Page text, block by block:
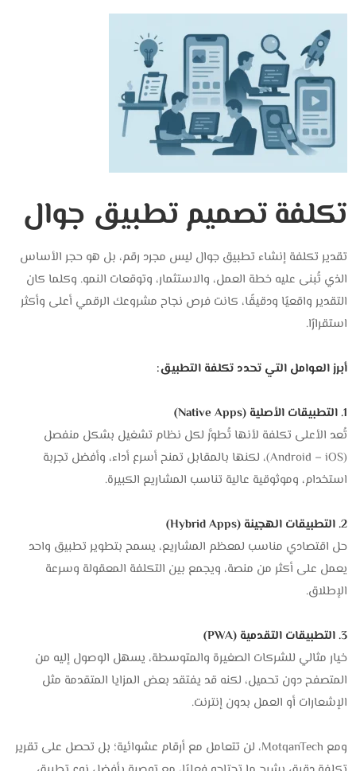
تكلفة تصميم تطبيق جوال
تقدير تكلفة إنشاء تطبيق جوال ليس مجرد رقم، بل هو حجر الأساس
الذي تُبنى عليه خطة العمل، والاستثمار، وتوقعات النمو. وكلما كان
التقدير واقعيًا ودقيقًا، كانت فرص نجاح مشروعك الرقمي أعلى وأكثر
استقرارًا.
أبرز العوامل التي تحدد تكلفة التطبيق:
1. التطبيقات الأصلية (Native Apps)
تُعد الأعلى تكلفة لأنها تُطوَّر لكل نظام تشغيل بشكل منفصل
(Android – iOS)، لكنها بالمقابل تمنح أسرع أداء، وأفضل تجربة
استخدام، وموثوقية عالية تناسب المشاريع الكبيرة.
2. التطبيقات الهجينة (Hybrid Apps)
حل اقتصادي مناسب لمعظم المشاريع، يسمح بتطوير تطبيق واحد
يعمل على أكثر من منصة، ويجمع بين التكلفة المعقولة وسرعة
الإطلاق.
3. التطبيقات التقدمية (PWA)
خيار مثالي للشركات الصغيرة والمتوسطة، يسهل الوصول إليه من
المتصفح دون تحميل، لكنه قد يفتقد بعض المزايا المتقدمة مثل
الإشعارات أو العمل بدون إنترنت.
ومع MotqanTech، لن تتعامل مع أرقام عشوائية؛ بل تحصل على تقرير